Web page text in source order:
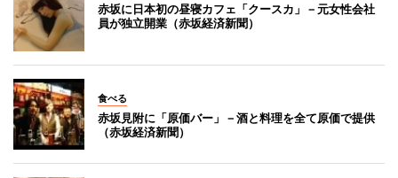
赤坂に日本初の昼寝カフェ「クースカ」－元女性会社
員が独立開業（赤坂経済新聞）
食べる
赤坂見附に「原価バー」－酒と料理を全て原価で提供
（赤坂経済新聞）